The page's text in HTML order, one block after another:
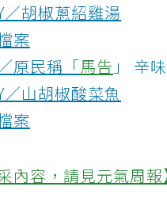
／胡椒蔥紹雞湯
案
原民稱「馬告 」 辛
山胡椒酸菜魚
案
內容，請見元氣周報